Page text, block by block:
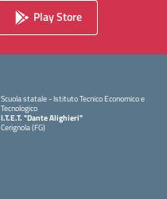
Play Store
Scuola statale - Istituto Tecnico Economico e
Tecnologico
I.T.E.T. "Dante Alighieri"
Cerignola (FG)
— Visita la pagina iniziale della scuola